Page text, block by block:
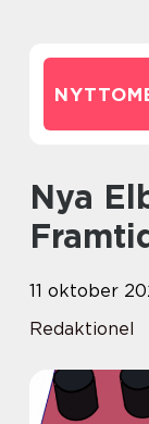
Nya Elbilar 2023: En
11 oktober
Redaktionel